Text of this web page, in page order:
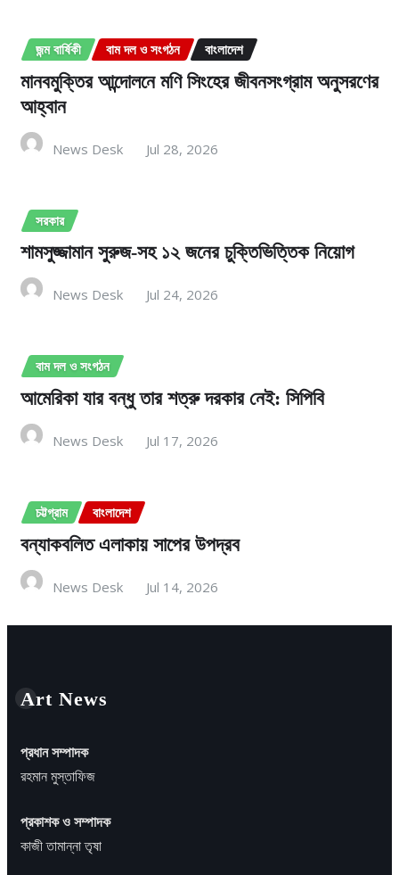
জন্ম বার্ষিকী বাম দল ও সংগঠন বাংলাদেশ
মানবমুক্তির আন্দোলনে মণি সিংহের জীবনসংগ্রাম অনুসরণের
আহ্বান
News Desk Jul 28, 2026
সরকার
শামসুজ্জামান সুরুজ-সহ ১২ জনের চুক্তিভিত্তিক নিয়োগ
News Desk Jul 24, 2026
বাম দল ও সংগঠন
আমেরিকা যার বন্ধু তার শত্রু দরকার নেই: সিপিবি
News Desk Jul 17, 2026
চট্টগ্রাম বাংলাদেশ
বন্যাকবলিত এলাকায় সাপের উপদ্রব
News Desk Jul 14, 2026
Art News
প্রধান সম্পাদক
রহমান মুস্তাফিজ
প্রকাশক ও সম্পাদক
কাজী তামান্না তৃষা